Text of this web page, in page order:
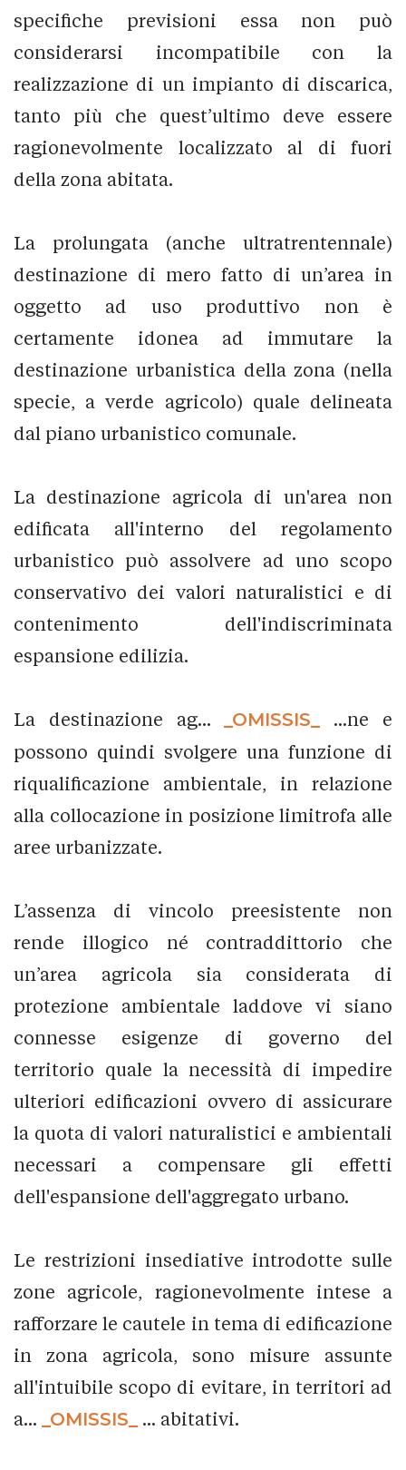
specifiche previsioni essa non può
considerarsi incompatibile con la
realizzazione di un impianto di discarica,
tanto più che quest’ultimo deve essere
ragionevolmente localizzato al di fuori
della zona abitata.
La prolungata (anche ultratrentennale)
destinazione di mero fatto di un’area in
oggetto ad uso produttivo non è
certamente idonea ad immutare la
destinazione urbanistica della zona (nella
specie, a verde agricolo) quale delineata
dal piano urbanistico comunale.
La destinazione agricola di un'area non
edificata all'interno del regolamento
urbanistico può assolvere ad uno scopo
conservativo dei valori naturalistici e di
contenimento dell'indiscriminata
espansione edilizia.
La destinazione ag... _OMISSIS_
...ne e
possono quindi svolgere una funzione di
riqualificazione ambientale, in relazione
alla collocazione in posizione limitrofa alle
aree urbanizzate.
L’assenza di vincolo preesistente non
rende illogico né contraddittorio che
un’area agricola sia considerata di
protezione ambientale laddove vi siano
connesse esigenze di governo del
territorio quale la necessità di impedire
ulteriori edificazioni ovvero di assicurare
la quota di valori naturalistici e ambientali
necessari a compensare gli effetti
dell'espansione dell'aggregato urbano.
Le restrizioni insediative introdotte sulle
zone agricole, ragionevolmente intese a
rafforzare le cautele in tema di edificazione
in zona agricola, sono misure assunte
all'intuibile scopo di evitare, in territori ad
a...
_OMISSIS_ ... abitativi.